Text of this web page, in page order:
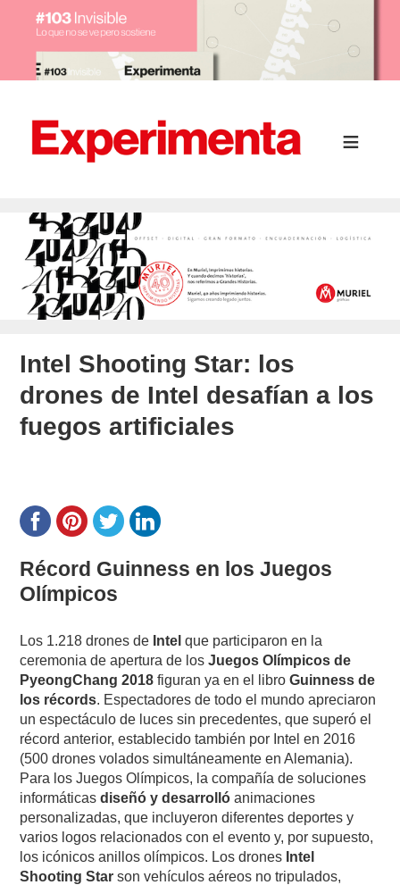
Intel Shooting Star: los
drones de Intel desafían a los
fuegos artificiales
Récord Guinness en los Juegos
Olímpicos
Los 1.218 drones de Intel que participaron en la
ceremonia de apertura de losJuegos Olímpicos de
PyeongChang 2018 figuran ya en el libro Guinness de
los récords. Espectadores de todo el mundo apreciaron
un espectáculo de luces sin precedentes, que superó el
récord anterior, establecido también por Intel en 2016
(500 drones volados simultáneamente en Alemania).
Para los Juegos Olímpicos, la compañía de soluciones
informáticasdiseñó y desarrolló animaciones
personalizadas, que incluyeron diferentes deportes y
varios logos relacionados con el evento y, por supuesto,
los icónicos anillos olímpicos. Los drones Intel
Shooting Star son vehículos aéreos no tripulados,